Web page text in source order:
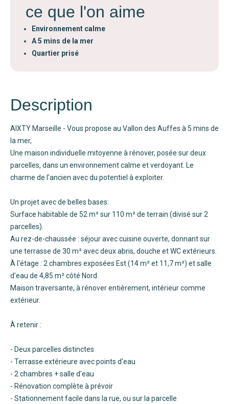
ce que l'on aime
Environnement calme
A 5 mins de la mer
Quartier prisé
Description
AIXTY Marseille - Vous propose au Vallon des Auffes à 5 mins de
la mer,
Une maison individuelle mitoyenne à rénover, posée sur deux
parcelles, dans un environnement calme et verdoyant. Le
charme de l'ancien avec du potentiel à exploiter.
Un projet avec de belles bases:
Surface habitable de 52 m² sur 110 m² de terrain (divisé sur 2
parcelles).
Au rez-de-chaussée : séjour avec cuisine ouverte, donnant sur
une terrasse de 30 m² avec deux abris, douche et WC extérieurs.
À l'étage : 2 chambres exposées Est (14 m² et 11,7 m²) et salle
d'eau de 4,85 m² côté Nord.
Maison traversante, à rénover entièrement, intérieur comme
extérieur.
À retenir :
- Deux parcelles distinctes
- Terrasse extérieure avec points d'eau
- 2 chambres + salle d'eau
- Rénovation complète à prévoir
- Stationnement facile dans la rue, ou sur la parcelle